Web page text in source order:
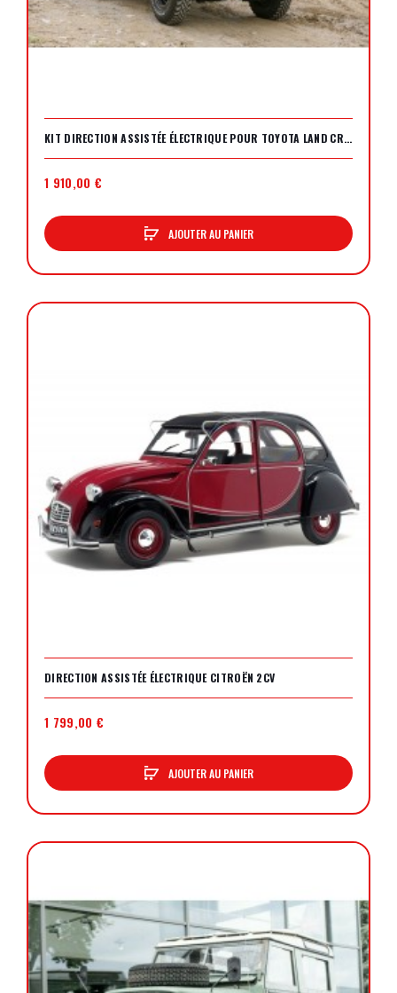
KIT DIRECTION ASSISTÉE ÉLECTRIQUE POUR TOYOTA LAND CRUISER HJ45 (SERIES 4)
1 910,00 €
AJOUTER AU PANIER
DIRECTION ASSISTÉE ÉLECTRIQUE CITROËN 2CV
1 799,00 €
AJOUTER AU PANIER